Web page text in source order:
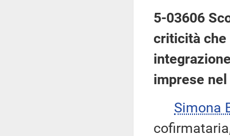
5-03606
criticità
imprese
Simona